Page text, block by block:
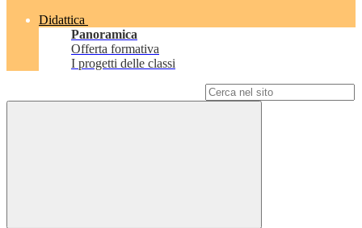
Didattica
Panoramica
Offerta formativa
I progetti delle classi